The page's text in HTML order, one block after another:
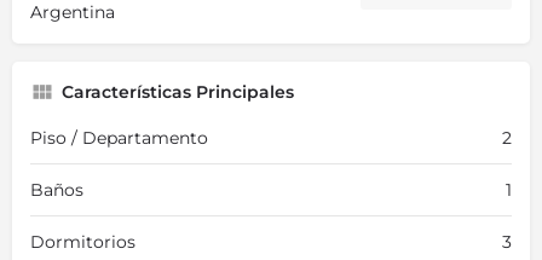
Argentina
Características Principales
Piso / Departamento 2
Baños 1
Dormitorios 3